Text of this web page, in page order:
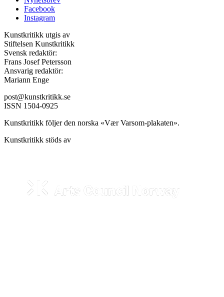
Facebook
Instagram
Kunstkritikk utgis av
Stiftelsen Kunstkritikk
Svensk redaktör:
Frans Josef Petersson
Ansvarig redaktör:
Mariann Enge
post@kunstkritikk.se
ISSN 1504-0925
Kunstkritikk följer den norska «Vær Varsom-plakaten».
Kunstkritikk stöds av